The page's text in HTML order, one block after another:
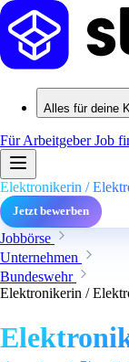
Alles für deine
Für ArbeitgeberJob
Elektronikerin /
Jetzt bewerben
Jobbörse
Unternehmen
Bundeswehr
Elektronikerin /